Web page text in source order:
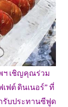
ฯ เชิญคุณร่วม
ฟต์ ดินเนอร์” ที่
รับประทานซีฟูด